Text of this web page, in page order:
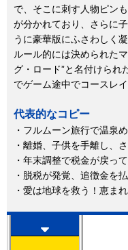
で、そこに刺す人物ピン
が分かれており、さらに
うに豪華版にふさわしく
ルール的には決められた
グ・ロード”と名付けられ
でゲーム途中でコースレ
代表的なコピー
・フルムーン旅行で温泉
・離婚、子供を手離し、
・年末調整で税金が戻っ
・脱税が発覚、追徴金を
・愛は地球を救う！恵ま